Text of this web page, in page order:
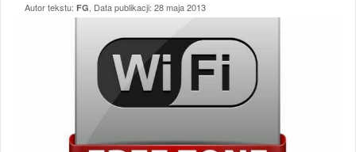
Autor tekstu: FG , Data publikacji: 28 maja 2013